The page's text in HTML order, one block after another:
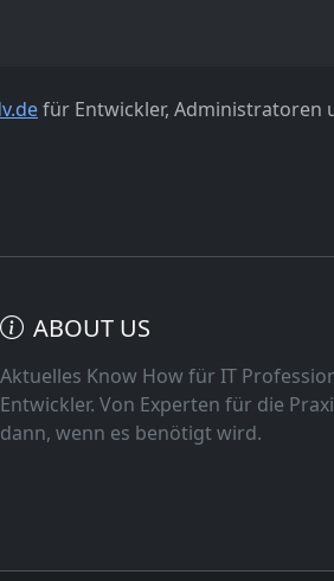
für Entwickler, Administratoren
ABOUT US
Aktuelles Know How für IT
Entwickler. Von Experten für die
dann, wenn es benötigt wird.